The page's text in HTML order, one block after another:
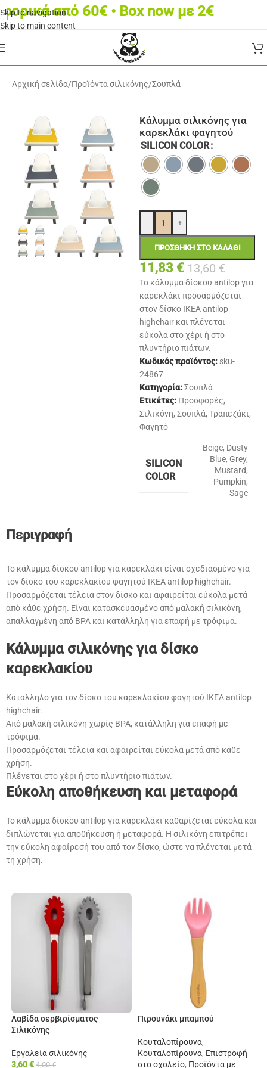
Skip to navigation
Skip to main content
από 60€ • Box now με 2€
Αρχική σελίδα/Προϊόντα σιλικόνης/Σουπλά
Κάλυμμα σιλικόνης για
καρεκλάκι φαγητού
SILICON COLOR
- +
ΠΡΟΣΘΉΚΗ ΣΤΟ ΚΑΛΆΘΙ
11,83 € 13,60€
Το κάλυμμα δίσκου antilop για
καρεκλάκι προσαρμόζεται
στον δίσκο IKEA antilop
highchair και πλένεται
εύκολα στο χέρι ή στο
πλυντήριο πιάτων.
Κωδικός προϊόντος: sku-
24867
Κατηγορία:Σουπλά
Ετικέτες: Προσφορές,
Σιλικόνη, Σουπλά, Τραπεζάκι,
Φαγητό
SILICON
COLOR
Beige, Dusty
Blue, Grey,
Mustard,
Pumpkin,
Sage
Περιγραφή
Το κάλυμμα δίσκου antilop για καρεκλάκι είναι σχεδιασμένο για
τον δίσκο του καρεκλακίου φαγητού IKEA antilop highchair.
Προσαρμόζεται τέλεια στον δίσκο και αφαιρείται εύκολα μετά
από κάθε χρήση. Είναι κατασκευασμένο από μαλακή σιλικόνη,
απαλλαγμένη από BPA και κατάλληλη για επαφή με τρόφιμα.
Κάλυμμα σιλικόνης για δίσκο
καρεκλακίου
Κατάλληλο για τον δίσκο του καρεκλακίου φαγητού IKEA antilop
highchair.
Από μαλακή σιλικόνη χωρίς BPA, κατάλληλη για επαφή με
τρόφιμα.
Προσαρμόζεται τέλεια και αφαιρείται εύκολα μετά από κάθε
χρήση.
Πλένεται στο χέρι ή στο πλυντήριο πιάτων.
Εύκολη αποθήκευση και μεταφορά
Το κάλυμμα δίσκου antilop για καρεκλάκι καθαρίζεται εύκολα και
διπλώνεται για αποθήκευση ή μεταφορά. Η σιλικόνη επιτρέπει
την εύκολη αφαίρεσή του από τον δίσκο, ώστε να πλένεται μετά
τη χρήση.
Λαβίδα σερβιρίσματος
Σιλικόνης
Εργαλεία σιλικόνης
3,60€ 4,00€
Πιρουνάκι μπαμπού
Κουταλοπίρουνα,
Κουταλοπίρουνα, Επιστροφή
στο σχολείο, Προϊόντα με